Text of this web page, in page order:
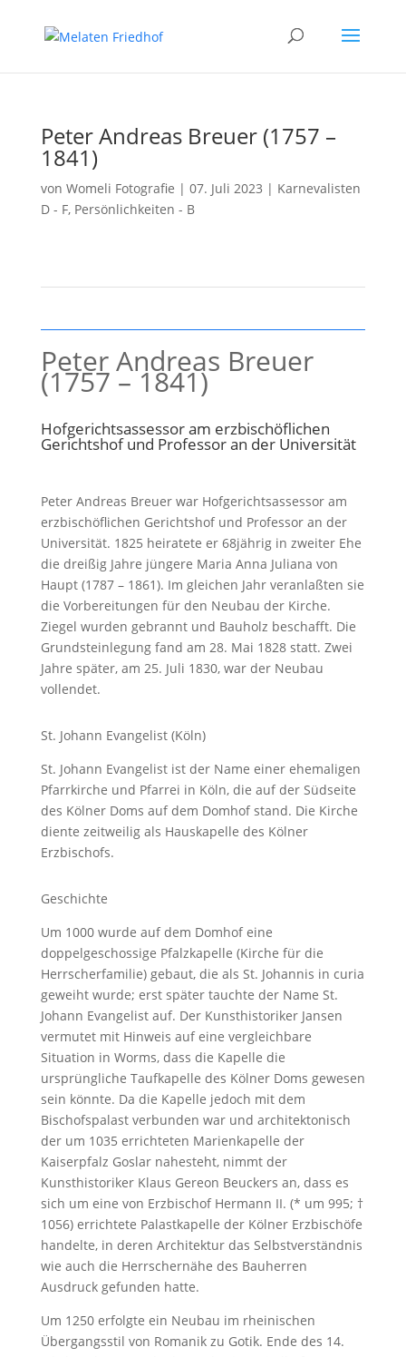
Peter Andreas Breuer (1757 –
1841)
von Womeli Fotografie | 07. Juli 2023 | Karnevalisten
D - F, Persönlichkeiten - B
Peter Andreas Breuer
(1757 – 1841)
Hofgerichtsassessor am erzbischöflichen
Gerichtshof und Professor an der Universität
Peter Andreas Breuer war Hofgerichtsassessor am
erzbischöflichen Gerichtshof und Professor an der
Universität. 1825 heiratete er 68jährig in zweiter Ehe
die dreißig Jahre jüngere Maria Anna Juliana von
Haupt (1787 – 1861). Im gleichen Jahr veranlaßten sie
die Vorbereitungen für den Neubau der Kirche.
Ziegel wurden gebrannt und Bauholz beschafft. Die
Grundsteinlegung fand am 28. Mai 1828 statt. Zwei
Jahre später, am 25. Juli 1830, war der Neubau
vollendet.
St. Johann Evangelist (Köln)
St. Johann Evangelist ist der Name einer ehemaligen
Pfarrkirche und Pfarrei in Köln, die auf der Südseite
des Kölner Doms auf dem Domhof stand. Die Kirche
diente zeitweilig als Hauskapelle des Kölner
Erzbischofs.
Geschichte
Um 1000 wurde auf dem Domhof eine
doppelgeschossige Pfalzkapelle (Kirche für die
Herrscherfamilie) gebaut, die als St. Johannis in curia
geweiht wurde; erst später tauchte der Name St.
Johann Evangelist auf. Der Kunsthistoriker Jansen
vermutet mit Hinweis auf eine vergleichbare
Situation in Worms, dass die Kapelle die
ursprüngliche Taufkapelle des Kölner Doms gewesen
sein könnte. Da die Kapelle jedoch mit dem
Bischofspalast verbunden war und architektonisch
der um 1035 errichteten Marienkapelle der
Kaiserpfalz Goslar nahesteht, nimmt der
Kunsthistoriker Klaus Gereon Beuckers an, dass es
sich um eine von Erzbischof Hermann II. (* um 995; †
1056) errichtete Palastkapelle der Kölner Erzbischöfe
handelte, in deren Architektur das Selbstverständnis
wie auch die Herrschernähe des Bauherren
Ausdruck gefunden hatte.
Um 1250 erfolgte ein Neubau im rheinischen
Übergangsstil von Romanik zu Gotik. Ende des 14.